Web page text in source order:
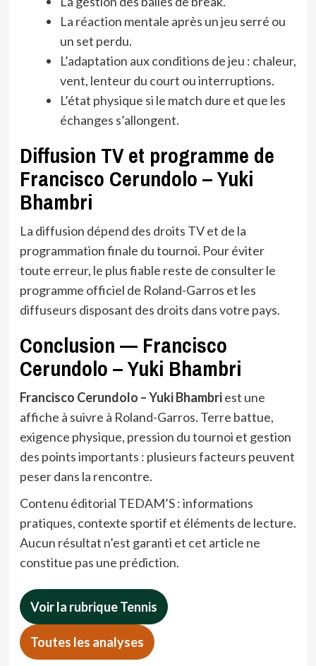
La réaction mentale après un jeu serré ou
un set perdu.
L’adaptation aux conditions de jeu : chaleur,
vent, lenteur du court ou interruptions.
L’état physique si le match dure et que les
échanges s’allongent.
Diffusion TV et programme de
Francisco Cerundolo – Yuki
Bhambri
La diffusion dépend des droits TV et de la
programmation finale du tournoi. Pour éviter
toute erreur, le plus fiable reste de consulter le
programme officiel de Roland-Garros et les
diffuseurs disposant des droits dans votre pays.
Conclusion — Francisco
Cerundolo – Yuki Bhambri
Francisco Cerundolo – Yuki Bhambriest une
affiche à suivre à Roland-Garros. Terre battue,
exigence physique, pression du tournoi et gestion
des points importants : plusieurs facteurs peuvent
peser dans la rencontre.
Contenu éditorial TEDAM’S : informations
pratiques, contexte sportif et éléments de lecture.
Aucun résultat n’est garanti et cet article ne
constitue pas une prédiction.
Voir la rubrique Tennis
Toutes les analyses